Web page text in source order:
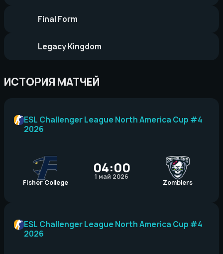
Final Form
Legacy Kingdom
ИСТОРИЯ МАТЧЕЙ
Fisher College
04:00
1 май 2026
Zomblers
ESL Challenger League North America Cup #4
2026
ESL Challenger League North America Cup #4
2026